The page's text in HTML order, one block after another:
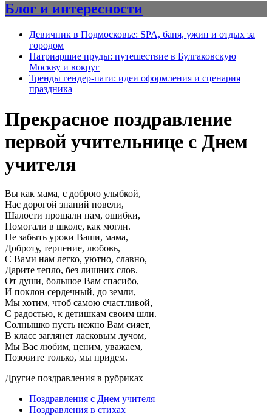
Блог и интересности
Девичник в Подмосковье: SPA, баня, ужин и отдых за
городом
Патриаршие пруды: путешествие в Булгаковскую
Москву и вокруг
Тренды гендер-пати: идеи оформления и сценария
праздника
Прекрасное поздравление
первой учительнице с Днем
учителя
Вы как мама, с доброю улыбкой,
Нас дорогой знаний повели,
Шалости прощали нам, ошибки,
Помогали в школе, как могли.
Не забыть уроки Ваши, мама,
Доброту, терпение, любовь,
С Вами нам легко, уютно, славно,
Дарите тепло, без лишних слов.
От души, большое Вам спасибо,
И поклон сердечный, до земли,
Мы хотим, чтоб самою счастливой,
С радостью, к детишкам своим шли.
Солнышко пусть нежно Вам сияет,
В класс заглянет ласковым лучом,
Мы Вас любим, ценим, уважаем,
Позовите только, мы придем.
Другие поздравления в рубриках
Поздравления с Днем учителя
Поздравления в стихах